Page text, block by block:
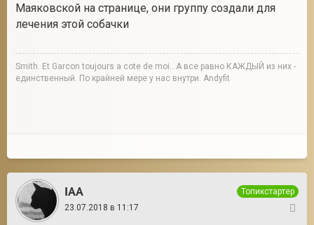
Маяковской на странице, они группу создали для
лечения этой собачки
Smith. Et Garcon toujours a cote de moi...А все равно КАЖДЫЙ из них -
единственный. По крайней мере у нас внутри. Andyfit
IAA
Топикстартер
23.07.2018 в 11:17